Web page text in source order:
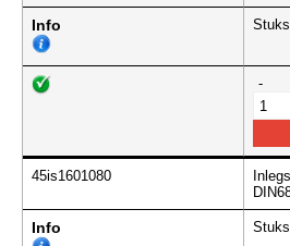
Info Stuks
-
45is1601080
Info Stuks